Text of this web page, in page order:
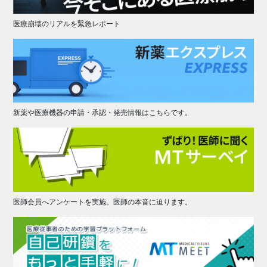
医療崩壊のリアルを緊急レポート
新薬や医療機器の申請・承認・発売情報はこちらです。
医師会員へアンケートを実施。医師の本音に迫ります。